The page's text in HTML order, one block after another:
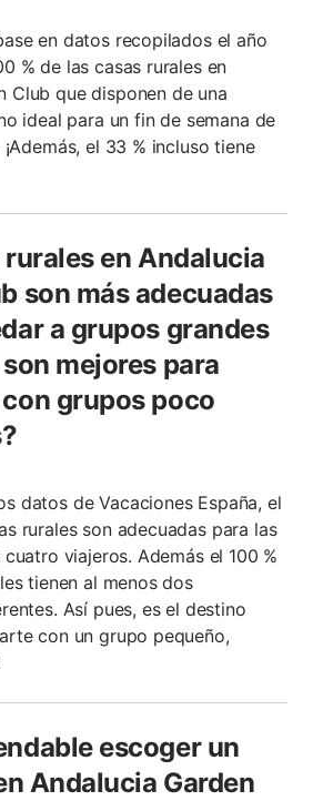
en datos recopilados el año
% de las casas rurales en
Club que disponen de una
ideal para un fin de semana de
el 33 % incluso tiene
rurales en Andalucia
son más adecuadas
a grupos grandes
mejores para
grupos poco
datos de Vacaciones España, el
rurales son adecuadas para las
viajeros. Además el 100 %
tienen al menos dos
Así pues, es el destino
con un grupo pequeño,
escoger un
Andalucia Garden